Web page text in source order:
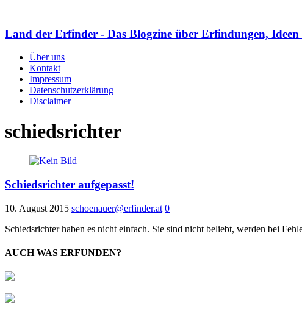
Land der Erfinder - Das Blogzine über Erfindungen,
Über uns
Kontakt
Impressum
Datenschutzerklärung
Disclaimer
schiedsrichter
Schiedsrichter aufgepasst!
10. August 2015 schoenauer@erfinder.at 0
Schiedsrichter haben es nicht einfach. Sie sind nicht beliebt, werden bei
AUCH WAS ERFUNDEN?